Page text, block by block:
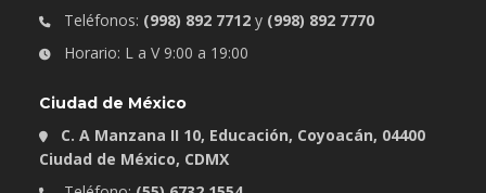
Teléfonos: (998) 892 7712 y (998) 892 7770
Horario: L a V 9:00 a 19:00
Ciudad de México
C. A Manzana II 10, Educación, Coyoacán, 04400
Ciudad de México, CDMX